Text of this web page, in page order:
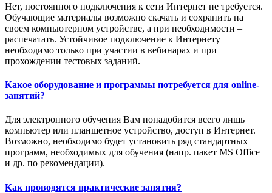
Нет, постоянного подключения к сети Интернет не требуется.
Обучающие материалы возможно скачать и сохранить на
своем компьютерном устройстве, а при необходимости –
распечатать. Устойчивое подключение к Интернету
необходимо только при участии в вебинарах и при
прохождении тестовых заданий.
Какое оборудование и программы потребуется для online-
занятий?
Для электронного обучения Вам понадобится всего лишь
компьютер или планшетное устройство, доступ в Интернет.
Возможно, необходимо будет установить ряд стандартных
программ, необходимых для обучения (напр. пакет MS Office
и др. по рекомендации).
Как проводятся практические занятия?